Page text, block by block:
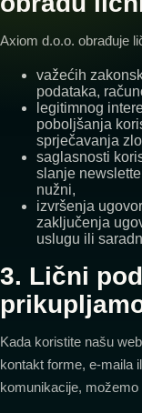
Axiom d.o.o. obrađuje
važećih
podataka,
legitimnog
poboljšanja
sprječavanja
saglasnosti
slanje
nužni,
izvršenja
zaključenja
uslugu ili
3. Lični
Kada koristite našu
kontakt forme, e-maila
komunikacije,